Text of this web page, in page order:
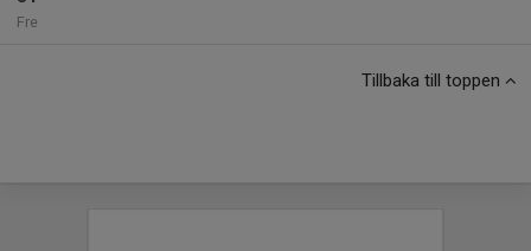
Fre
Tillbaka till toppen